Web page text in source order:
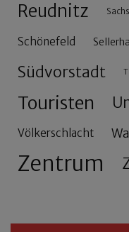
Reudnitz
Schönefeld
Südvorstadt
Touristen
Völkerschlacht
Zentrum